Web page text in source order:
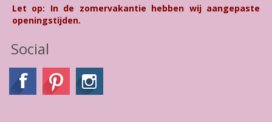
Let op: In de zomervakantie hebben wij aangepaste
openingstijden.
Social